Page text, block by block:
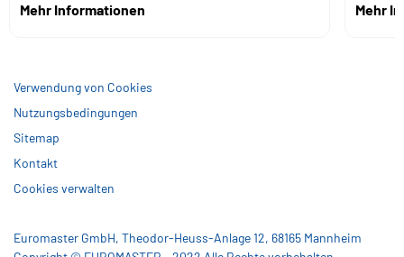
Mehr Informationen Mehr
Verwendung von Cookies
Nutzungsbedingungen
Sitemap
Kontakt
Cookies verwalten
Euromaster GmbH, Theodor-Heuss-Anlage 12, 68165 Mannheim